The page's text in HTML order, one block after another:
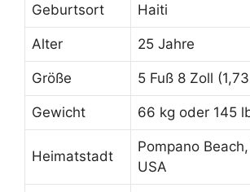
Geburtsort Haiti
Alter 25 Jahre
Größe 5 Fuß 8 Zoll
Gewicht 66 kg oder 145
Heimatstadt
Pompano
USA